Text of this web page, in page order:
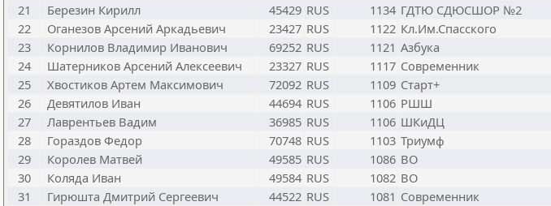
21
Березин Кирилл 45429 RUS 1134 ГДТЮ СДЮСШОР №2
22
Оганезов Арсений Аркадьевич 23427 RUS 1122 Кл.Им.Спасского
23
Корнилов Владимир Иванович 69252 RUS 1121 Азбука
24
Шатерников Арсений Алексеевич 23327 RUS 1117 Современник
25
Хвостиков Артем Максимович 72092 RUS 1109 Старт+
26
Девятилов Иван 44694 RUS 1106 РШШ
27
Лаврентьев Вадим 36985 RUS 1106 ШКиДЦ
28
Гораздов Федор 70748 RUS 1103 Триумф
29
Королев Матвей 49585 RUS 1086 ВО
30
Коляда Иван 49584 RUS 1082 ВО
31
Гирюшта Дмитрий Сергеевич 44522 RUS 1081 Современник